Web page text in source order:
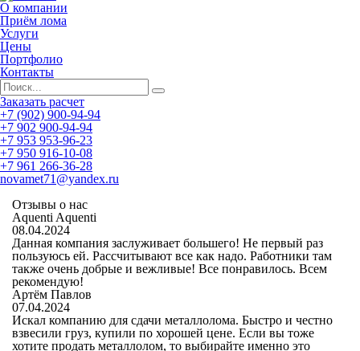
О компании
Приём лома
Услуги
Цены
Портфолио
Контакты
Заказать расчет
+7 (902) 900-94-94
+7 902 900-94-94
+7 953 953-96-23
+7 950 916-10-08
+7 961 266-36-28
novamet71@yandex.ru
Отзывы о нас
Aquenti Aquenti
08.04.2024
Данная компания заслуживает большего! Не первый раз
пользуюсь ей. Рассчитывают все как надо. Работники там
также очень добрые и вежливые! Все понравилось. Всем
рекомендую!
Артём Павлов
07.04.2024
Искал компанию для сдачи металлолома. Быстро и честно
взвесили груз, купили по хорошей цене. Если вы тоже
хотите продать металлолом, то выбирайте именно это